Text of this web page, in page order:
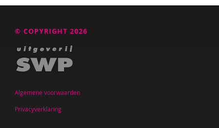
© COPYRIGHT 2026
Algemene voorwaarden
Privacyverklaring